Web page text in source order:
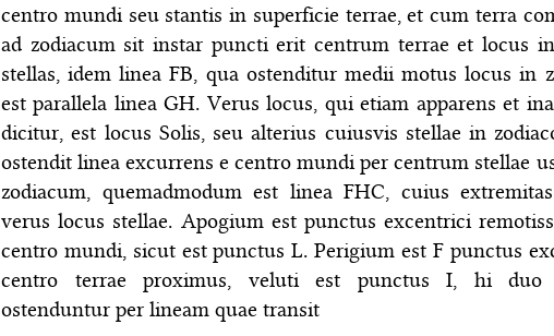
centro mundi seu stantis in superficie terrae, et cum terra
ad zodiacum sit instar puncti erit centrum terrae et locus
stellas, idem linea FB, qua ostenditur medii motus locus in
est parallela linea GH. Verus locus, qui etiam apparens et
dicitur, est locus Solis, seu alterius cuiusvis stellae in
ostendit linea excurrens e centro mundi per centrum stellae
zodiacum, quemadmodum est linea FHC, cuius
verus locus stellae. Apogium est punctus excentrici
centro mundi, sicut est punctus L. Perigium est F punctus
centro terrae proximus, veluti est punctus I, hi duo
ostenduntur per lineam quae transit